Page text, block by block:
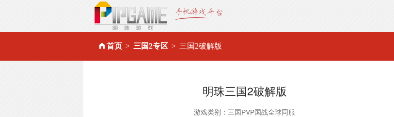
首页 三国2专区 三国2破解版
明珠三国2破解版
游戏类别：三国PVP国战全球同服